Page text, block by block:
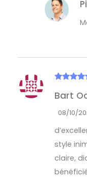
5
Bart
08/10/
style
claire,